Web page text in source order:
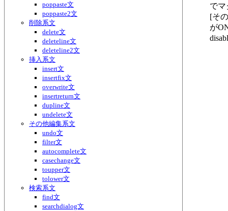
poppaste文
poppaste2文
削除系文
delete文
deleteline文
deleteline2文
挿入系文
insert文
insertfix文
overwrite文
insertreturn文
dupline文
undelete文
その他編集系文
undo文
filter文
autocomplete文
casechange文
toupper文
tolower文
検索系文
find文
searchdialog文
で
[そ
が